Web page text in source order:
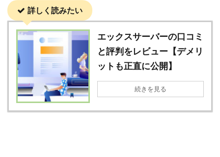
詳しく読みたい
エックスサーバーの口コミ
と評判をレビュー【デメリ
ットも正直に公開】
続きを見る